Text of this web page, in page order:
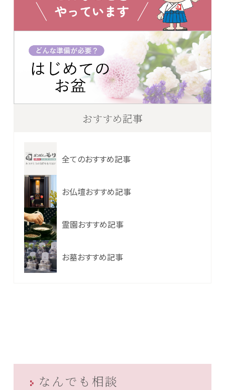
おすすめ記事
全てのおすすめ記事
お仏壇おすすめ記事
霊園おすすめ記事
お墓おすすめ記事
なんでも相談